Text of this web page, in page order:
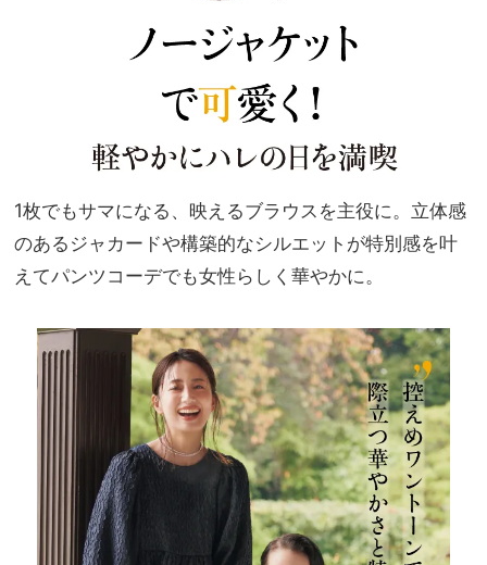
1枚でもサマになる、映えるブラウスを主役に。立体感
のあるジャカードや構築的なシルエットが特別感を叶
えてパンツコーデでも女性らしく華やかに。